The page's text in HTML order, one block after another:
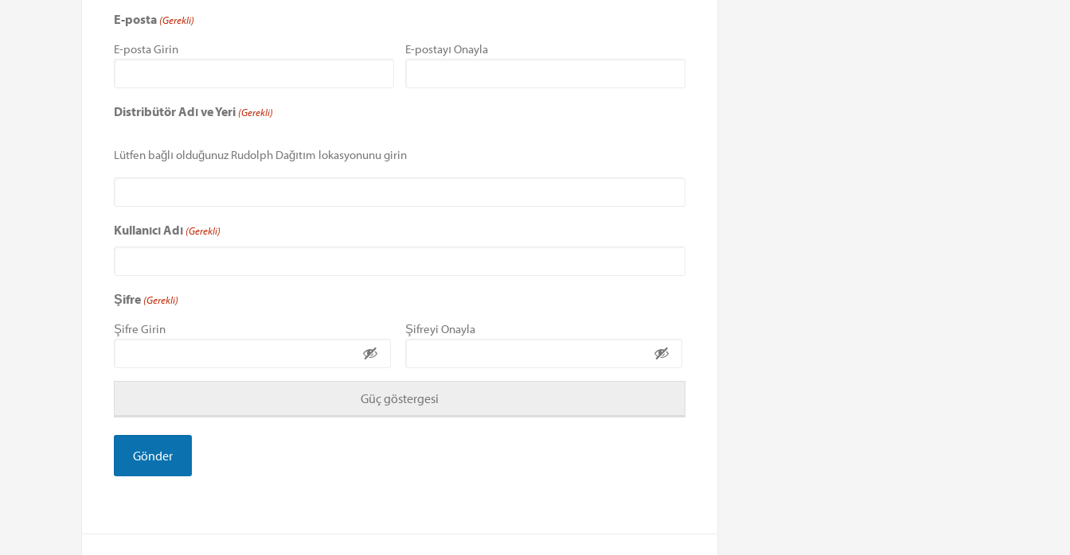
E-posta (Gerekli)
E-posta Girin E-postayı Onayla
Distribütör Adı ve Yeri (Gerekli)
Lütfen bağlı olduğunuz Rudolph Dağıtım lokasyonunu girin
Kullanıcı Adı (Gerekli)
Şifre (Gerekli)
Şifre Girin Şifreyi Onayla
Güç göstergesi